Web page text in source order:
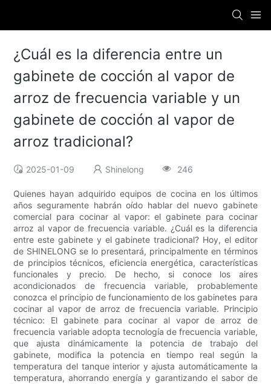
¿Cuál es la diferencia entre un
gabinete de cocción al vapor de
arroz de frecuencia variable y un
gabinete de cocción al vapor de
arroz tradicional?
2025-01-09 Shinelong 246
Quienes hayan adquirido equipos de cocina en los últimos
años seguramente habrán oído hablar del nuevo gabinete
comercial para cocinar al vapor: el gabinete para cocinar
arroz al vapor de frecuencia variable. ¿Cuál es la diferencia
entre este gabinete y el gabinete tradicional? Hoy, el editor
de SHINELONG se lo presentará, principalmente en términos
de principios técnicos, eficiencia energética, características
funcionales y precio. De hecho, si conoce los aires
acondicionados de frecuencia variable, probablemente
conozca el principio de funcionamiento de los gabinetes para
cocinar al vapor de arroz de frecuencia variable. Principio
técnico: El gabinete para cocinar al vapor de arroz de
frecuencia variable adopta tecnología de frecuencia variable,
que ajusta dinámicamente la potencia de trabajo del
gabinete, modifica la potencia en tiempo real según la
temperatura del tanque interior y ajusta automáticamente la
temperatura, ahorrando energía y garantizando el sabor de